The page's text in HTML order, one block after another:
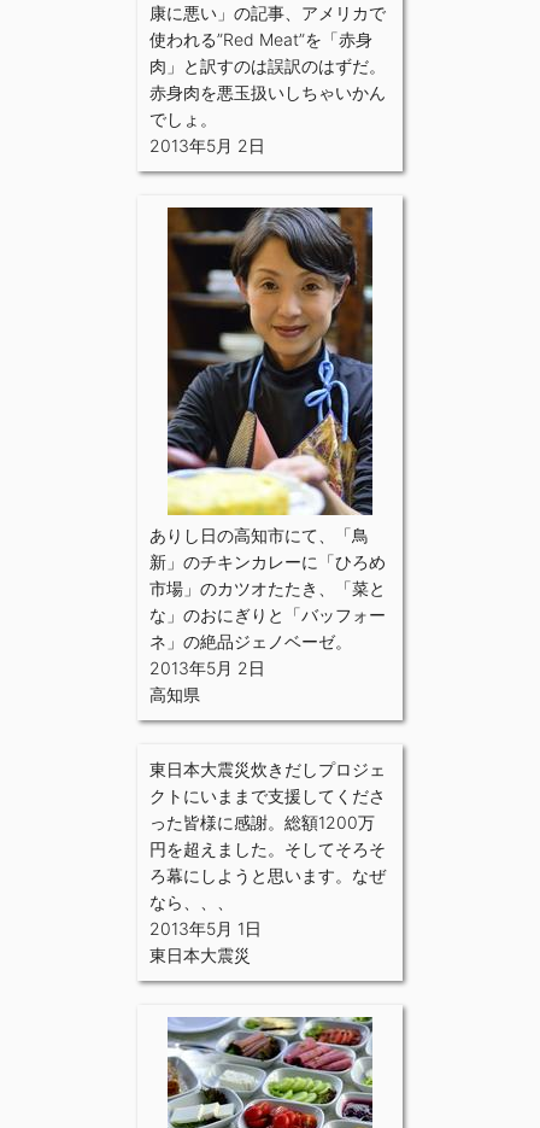
康に悪い」の記事、アメリカで
使われる”Red Meat”を「赤身
肉」と訳すのは誤訳のはずだ。
赤身肉を悪玉扱いしちゃいかん
でしょ。
2013年5月 2日
ありし日の高知市にて、「鳥
新」のチキンカレーに「ひろめ
市場」のカツオたたき、「菜と
な」のおにぎりと「バッフォー
ネ」の絶品ジェノベーゼ。
2013年5月 2日
高知県
東日本大震災炊きだしプロジェ
クトにいままで支援してくださ
った皆様に感謝。総額1200万
円を超えました。そしてそろそ
ろ幕にしようと思います。なぜ
なら、、、
2013年5月 1日
東日本大震災